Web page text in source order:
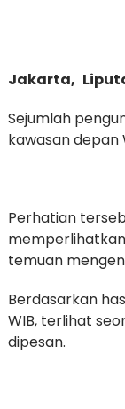
Jakarta,
Sejumlah
kawasan depan
Perhatian
temuan
Berdasarkan
WIB, terlihat
dipesan.